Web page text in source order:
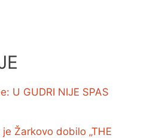
U GUDRI NIJE SPAS
Žarkovo dobilo „THE